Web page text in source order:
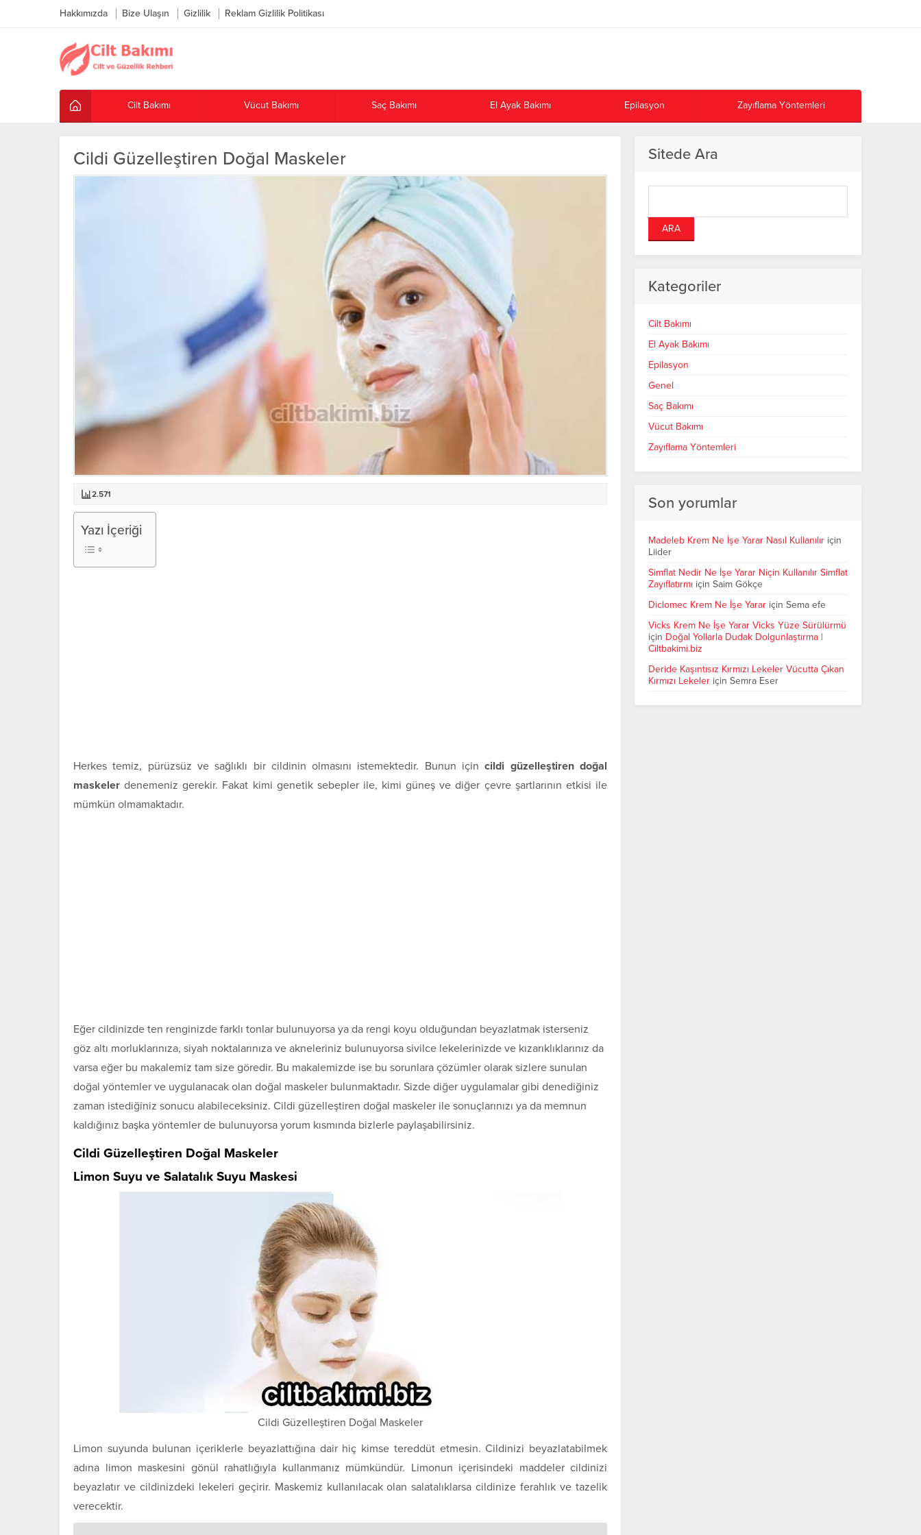
Hakkımızda Bize Ulaşın Gizlilik Reklam Gizlilik Politikası
Cilt Bakımı Vücut Bakımı Saç Bakımı El Ayak Bakımı Epilasyon Zayıflama Yöntemleri
Sitede Ara
Kategoriler
Cilt Bakımı
El Ayak Bakımı
Epilasyon
Genel
Saç Bakımı
Vücut Bakımı
Zayıflama Yöntemleri
Son yorumlar
Madeleb Krem Ne İşe Yarar Nasıl Kullanılır için
Liider
Simflat Nedir Ne İşe Yarar Niçin Kullanılır Simflat
Zayıflatırmı için Saim Gökçe
Diclomec Krem Ne İşe Yarar için Sema efe
Vicks Krem Ne İşe Yarar Vicks Yüze Sürülürmü
için Doğal Yollarla Dudak Dolgunlaştırma |
Ciltbakimi.biz
Deride Kaşıntısız Kırmızı Lekeler Vücutta Çıkan
Kırmızı Lekeler için Semra Eser
Cildi Güzelleştiren Doğal Maskeler
2.571
Yazı İçeriği
Herkes temiz, pürüzsüz ve sağlıklı bir cildinin olmasını istemektedir. Bunun içincildi güzelleştiren doğal
maskeler denemeniz gerekir. Fakat kimi genetik sebepler ile, kimi güneş ve diğer çevre şartlarının etkisi ile
mümkün olmamaktadır.
Eğer cildinizde ten renginizde farklı tonlar bulunuyorsa ya da rengi koyu olduğundan beyazlatmak isterseniz
göz altı morluklarınıza, siyah noktalarınıza ve akneleriniz bulunuyorsa sivilce lekelerinizde ve kızarıklıklarınız da
varsa eğer bu makalemiz tam size göredir. Bu makalemizde ise bu sorunlara çözümler olarak sizlere sunulan
doğal yöntemler ve uygulanacak olan doğal maskeler bulunmaktadır. Sizde diğer uygulamalar gibi denediğiniz
zaman istediğiniz sonucu alabileceksiniz. Cildi güzelleştiren doğal maskeler ile sonuçlarınızı ya da memnun
kaldığınız başka yöntemler de bulunuyorsa yorum kısmında bizlerle paylaşabilirsiniz.
Cildi Güzelleştiren Doğal Maskeler
Limon Suyu ve Salatalık Suyu Maskesi
Cildi Güzelleştiren Doğal Maskeler
Limon suyunda bulunan içeriklerle beyazlattığına dair hiç kimse tereddüt etmesin. Cildinizi beyazlatabilmek
adına limon maskesini gönül rahatlığıyla kullanmanız mümkündür. Limonun içerisindeki maddeler cildinizi
beyazlatır ve cildinizdeki lekeleri geçirir. Maskemiz kullanılacak olan salatalıklarsa cildinize ferahlık ve tazelik
verecektir.